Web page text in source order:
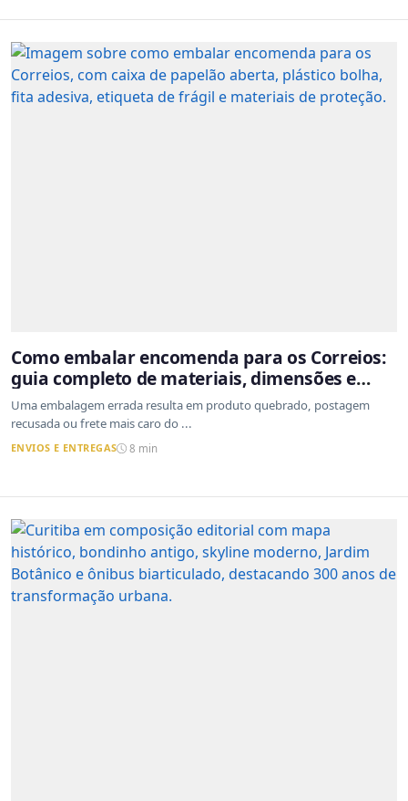
Como embalar encomenda para os Correios:
guia completo de materiais, dimensões e
proteção
Uma embalagem errada resulta em produto quebrado, postagem
recusada ou frete mais caro do ...
ENVIOS E ENTREGAS 8 min